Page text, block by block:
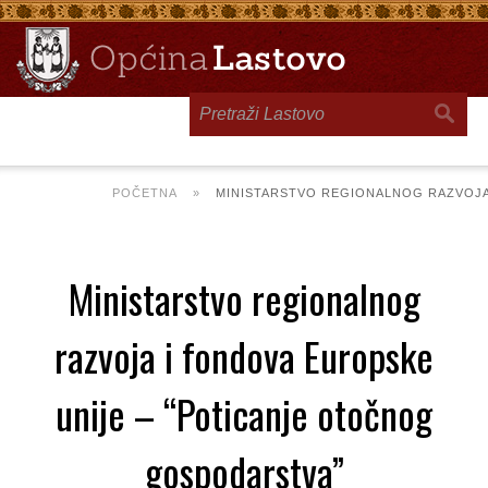
POČETNA » MINISTARSTVO REGIONALNOG
Ministarstvo regionalnog
razvoja i fondova Europske
unije – “Poticanje otočnog
gospodarstva”